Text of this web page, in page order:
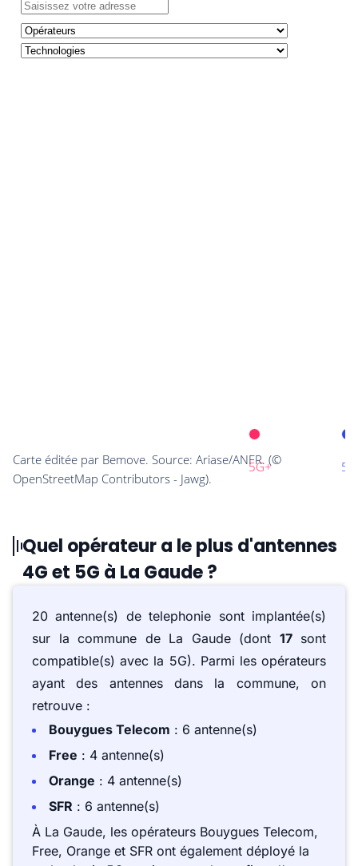
Quel opérateur a le plus d'antennes
4G et 5G à La Gaude ?
20 antenne(s) de telephonie sont implantée(s)
sur la commune de La Gaude (dont 17sont
compatible(s) avec la 5G). Parmi les opérateurs
ayant des antennes dans la commune, on
retrouve :
Bouygues Telecom : 6 antenne(s)
Free : 4 antenne(s)
Orange : 4 antenne(s)
SFR : 6 antenne(s)
À La Gaude, les opérateurs Bouygues Telecom,
Free, Orange et SFR ont également déployé la